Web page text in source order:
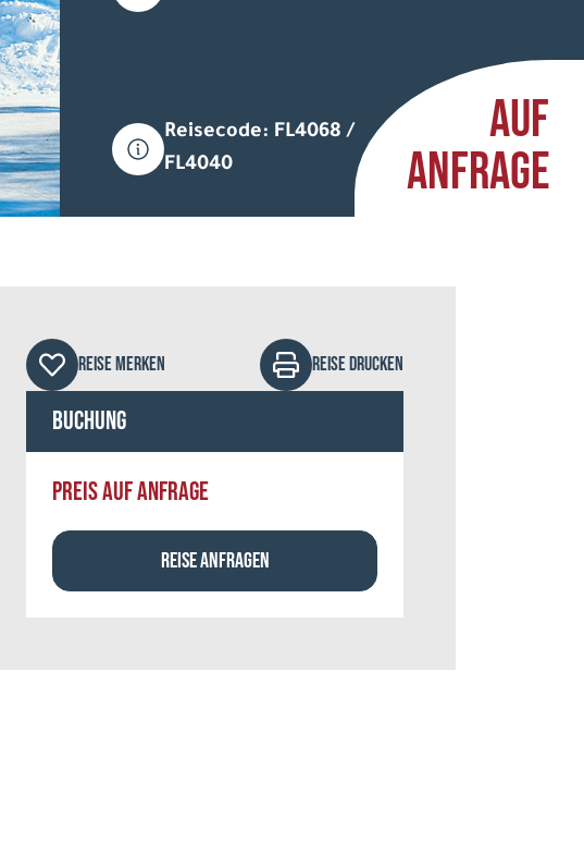
Reisecode: FL4068 /
FL4040
AUF
ANFRAGE
REISE MERKEN REISE DRUCKEN
Buchung
PREIS AUF ANFRAGE
REISE ANFRAGEN